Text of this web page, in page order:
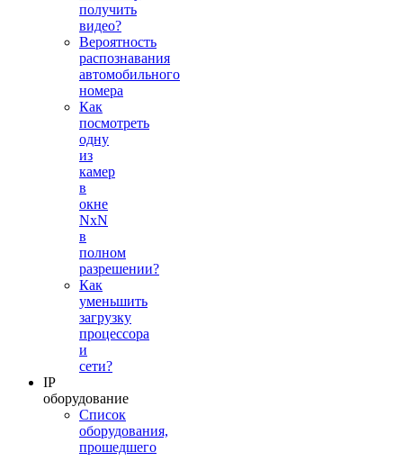
получить
видео?
Вероятность
распознавания
автомобильного
номера
Как
посмотреть
одну
из
камер
в
окне
NxN
в
полном
разрешении?
Как
уменьшить
загрузку
процессора
и
сети?
IP
оборудование
Список
оборудования,
прошедшего